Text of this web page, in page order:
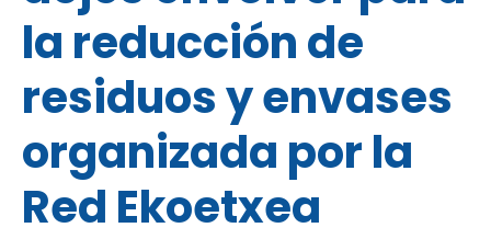
la reducción de
residuos y envases
organizada por la
Red Ekoetxea